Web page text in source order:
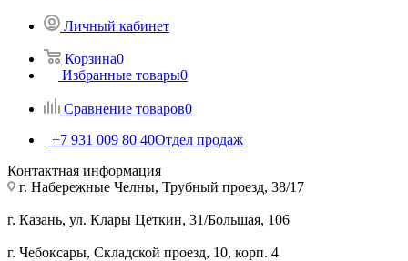
Личный кабинет
Корзина0
Избранные товары0
Сравнение товаров0
+7 931 009 80 40Отдел продаж
Контактная информация
г. Набережные Челны, Трубный проезд, 38/17
г. Казань, ул. Клары Цеткин, 31/Большая, 106
г. Чебоксары, Складской проезд, 10, корп. 4